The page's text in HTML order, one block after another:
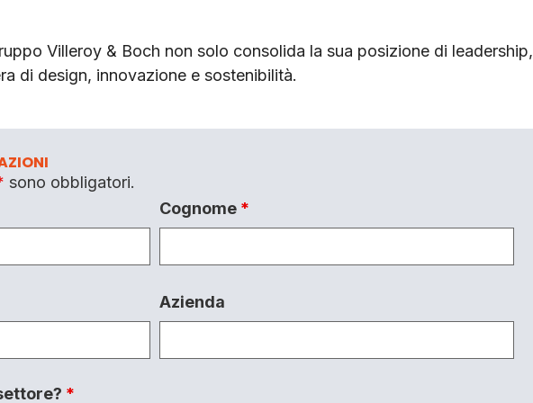
Villeroy & Boch non solo consolida la sua posizione di leadership,
di design, innovazione e sostenibilità.
sono obbligatori.
Cognome *
Azienda
*